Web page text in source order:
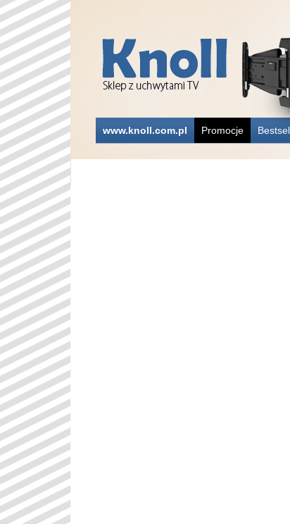
www.knoll.com.pl Promocje